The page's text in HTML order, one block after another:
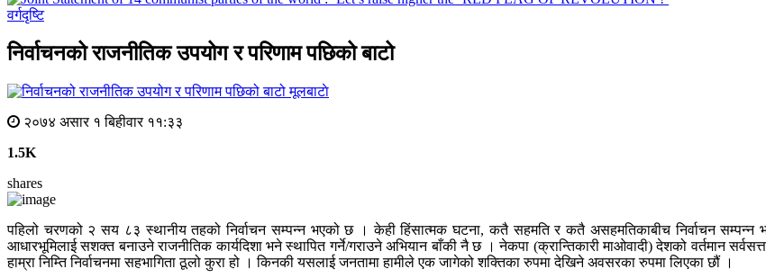
वर्गदृष्टि
निर्वाचनको राजनीतिक उपयोग र परिणाम पछिको बाटो
मूलबाटाे
२०७४ असार १ बिहीवार ११:३३
1.5K
shares
पहिलो चरणको २ सय ८३ स्थानीय तहको निर्वाचन सम्पन्न भएको छ । केही हिंसात्मक घटना, कतै सहमति र कतै असहमतिकाबीच निर्वाचन सम्पन्न
आधारभूमिलाई सशक्त बनाउने राजनीतिक कार्यदिशा भने स्थापित गर्ने/गराउने अभियान बाँकी नै छ । नेकपा (क्रान्तिकारी माओवादी) देशको वर्तमान
हाम्रा निम्ति निर्वाचनमा सहभागिता ठूलो कुरा हो । किनकी यसलाई जनतामा हामीले एक जागेको शक्तिका रुपमा देखिने अवसरका रुपमा लिएका छौं ।